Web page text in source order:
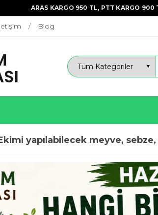
ARAS KARGO 950 TL, PTT KARGO
Blog
yapılabilecek meyve,